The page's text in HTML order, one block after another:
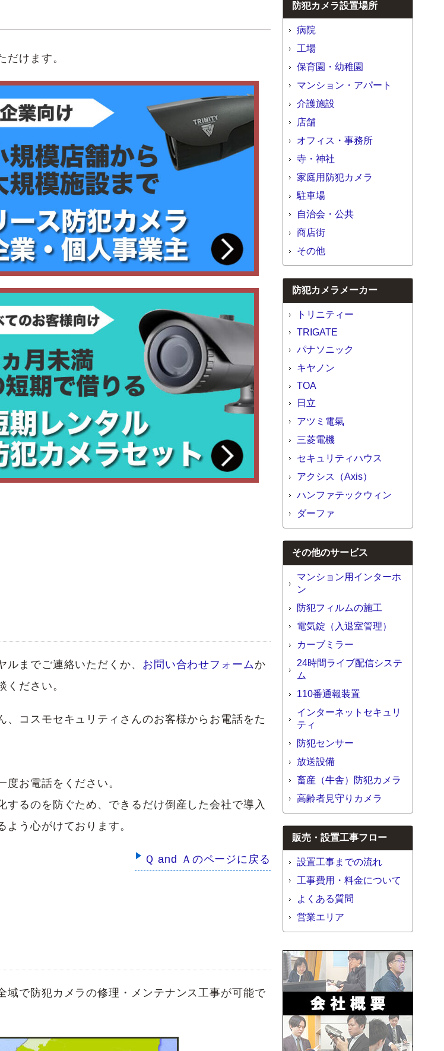
けます。
までご連絡いただくか、 お問い合わせフォームか
ださい。
、コスモセキュリティさんのお客様からお電話をた
お電話をください。
るのを防ぐため、できるだけ倒産した会社で導入
う心がけております。
Ｑ and Ａのページに戻る
域で防犯カメラの修理・メンテナンス工事が可能で
防犯カメラ設置場所
病院
工場
保育園・幼稚園
マンション・アパート
介護施設
店舗
オフィス・事務所
寺・神社
家庭用防犯カメラ
駐車場
自治会・公共
商店街
その他
防犯カメラメーカー
トリニティー
TRIGATE
パナソニック
キヤノン
TOA
日立
アツミ電氣
三菱電機
セキュリティハウス
アクシス（Axis）
ハンファテックウィン
ダーファ
その他のサービス
マンション用インターホ
ン
防犯フィルムの施工
電気錠（入退室管理）
カーブミラー
24時間ライブ配信システ
ム
110番通報装置
インターネットセキュリ
ティ
防犯センサー
放送設備
畜産（牛舎）防犯カメラ
高齢者見守りカメラ
販売・設置工事フロー
設置工事までの流れ
工事費用・料金について
よくある質問
営業エリア